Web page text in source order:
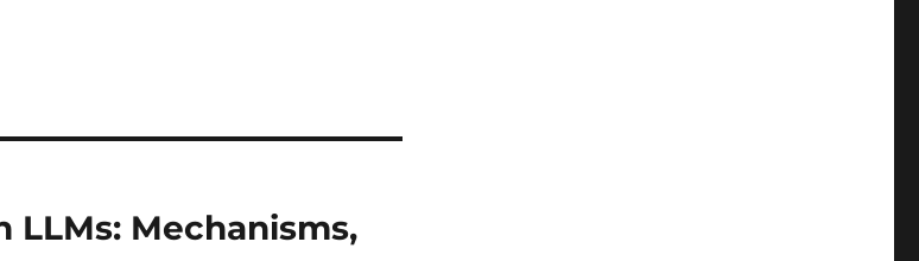
LLMs: Mechanisms,